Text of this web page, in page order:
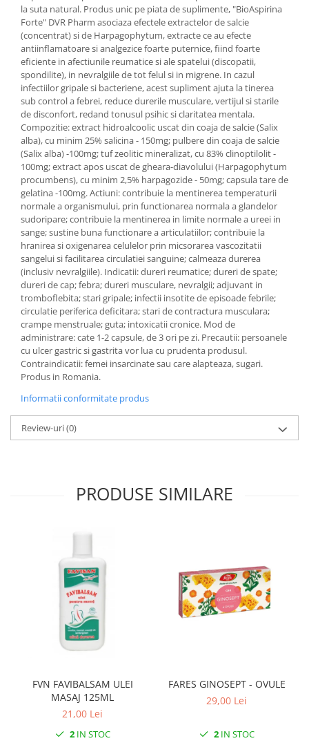
CREME AFECTIUNI PIELE
SUPOZITOARE
TINCTURI
SUPERALIMENTE
la suta natural. Produs unic pe piata de suplimente, "BioAspirina
Forte" DVR Pharm asociaza efectele extractelor de salcie
(concentrat) si de Harpagophytum, extracte ce au efecte
antiinflamatoare si analgezice foarte puternice, fiind foarte
eficiente in afectiunile reumatice si ale spatelui (discopatii,
spondilite), in nevralgiile de tot felul si in migrene. In cazul
infectiilor gripale si bacteriene, acest supliment ajuta la tinerea
sub control a febrei, reduce durerile musculare, vertijul si starile
de disconfort, redand tonusul psihic si claritatea mentala.
Compozitie: extract hidroalcoolic uscat din coaja de salcie (Salix
alba), cu minim 25% salicina - 150mg; pulbere din coaja de salcie
(Salix alba) -100mg; tuf zeolitic mineralizat, cu 83% clinoptilolit -
100mg; extract apos uscat de gheara-diavolului (Harpagophytum
procumbens), cu minim 2,5% harpagozide - 50mg; capsula tare de
gelatina -100mg. Actiuni: contribuie la mentinerea temperaturii
normale a organismului, prin functionarea normala a glandelor
sudoripare; contribuie la mentinerea in limite normale a ureei in
sange; sustine buna functionare a articulatiilor; contribuie la
hranirea si oxigenarea celulelor prin micsorarea vascozitatii
sangelui si facilitarea circulatiei sanguine; calmeaza durerea
(inclusiv nevralgiile). Indicatii: dureri reumatice; dureri de spate;
dureri de cap; febra; dureri musculare, nevralgii; adjuvant in
tromboflebita; stari gripale; infectii insotite de episoade febrile;
circulatie periferica deficitara; stari de contractura musculara;
crampe menstruale; guta; intoxicatii cronice. Mod de
administrare: cate 1-2 capsule, de 3 ori pe zi. Precautii: persoanele
cu ulcer gastric si gastrita vor lua cu prudenta produsul.
Contraindicatii: femei insarcinate sau care alapteaza, sugari.
Produs in Romania.
Informatii conformitate produs
Review-uri(0)
PRODUSE SIMILARE
FVN FAVIBALSAM ULEI
MASAJ 125ML
21,00 Lei
2IN STOC
FARES GINOSEPT - OVULE
29,00 Lei
2IN STOC